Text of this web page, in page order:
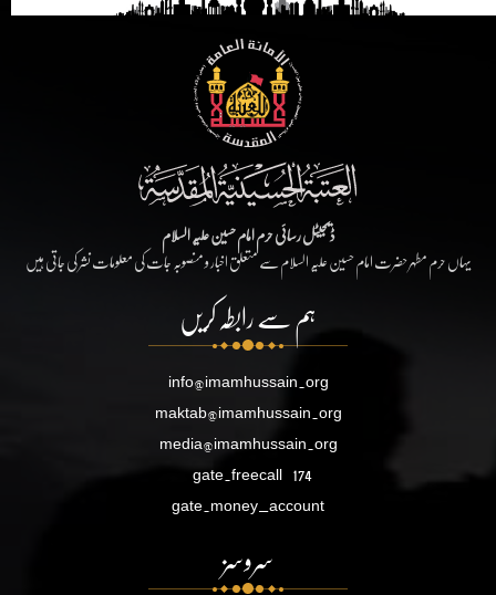
ڈیجیٹل رسائی حرم امام حسین علیہ السلام
یہاں حرم مطہر حضرت امام حسین علیہ السلام سے متعلق اخبار و منصوبہ جات کی معلومات نشر کی جاتی ہیں
ہم سے رابطہ کریں
info@imamhussain.org
maktab@imamhussain.org
media@imamhussain.org
gate.freecall 174
gate.money_account
سروسز